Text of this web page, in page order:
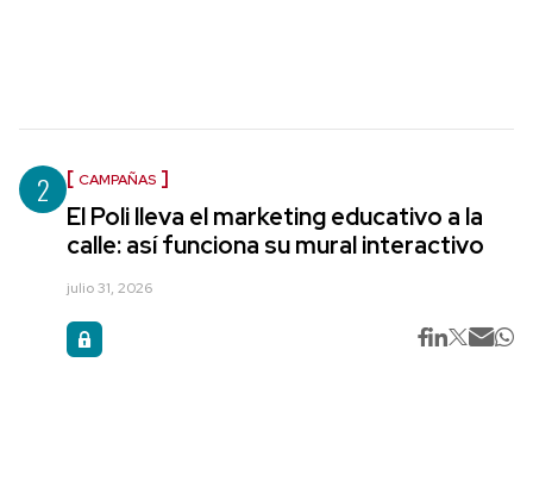
2 CAMPAÑAS
El Poli lleva el marketing educativo a la
calle: así funciona su mural interactivo
julio 31, 2026